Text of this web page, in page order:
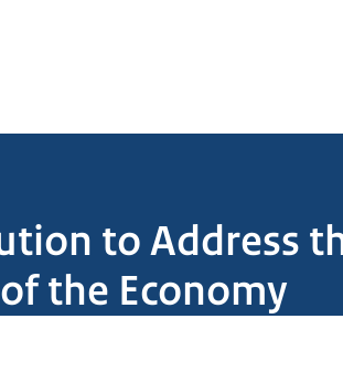
to Address
the Economy